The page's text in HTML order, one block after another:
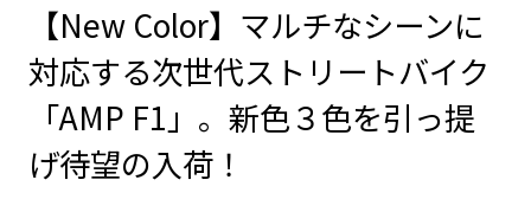
【New Color】マルチなシーンに
対応する次世代ストリートバイク
「AMP F1」。新色３色を引っ提
げ待望の入荷！